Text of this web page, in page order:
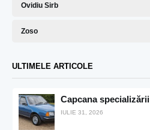
Ovidiu Sirb
Zoso
ULTIMELE ARTICOLE
Capcana specializării
IULIE 31, 2026